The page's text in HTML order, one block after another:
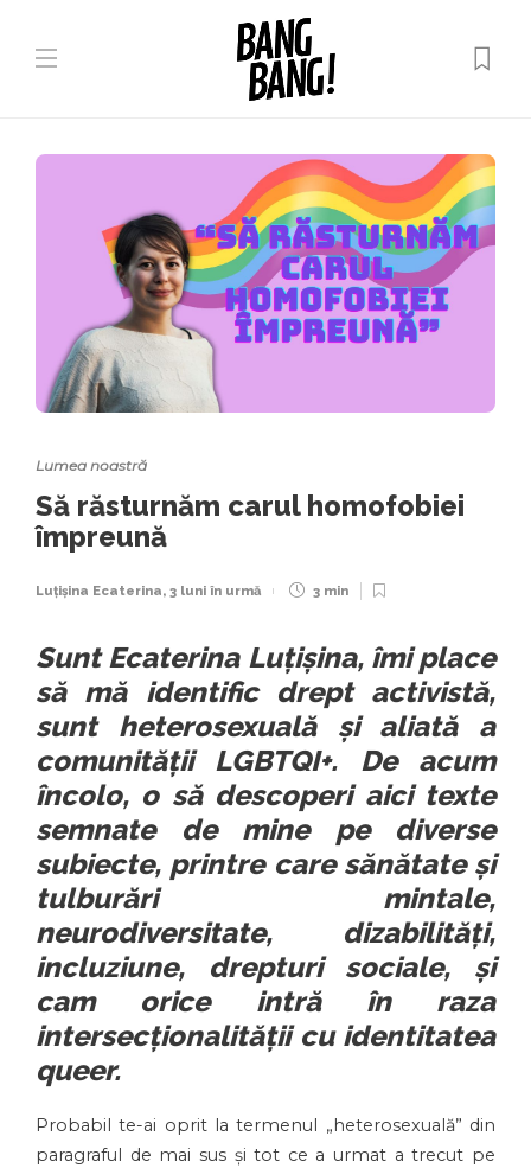
Lumea noastră
Să răsturnăm carul homofobiei
împreună
Luțișina Ecaterina, 3 luni în urmă 3 min
Sunt Ecaterina Luțișina, îmi place
să mă identific drept activistă,
sunt heterosexuală și aliată a
comunității LGBTQI+. De acum
încolo, o să descoperi aici texte
semnate de mine pe diverse
subiecte, printre care sănătate și
tulburări mintale,
neurodiversitate, dizabilități,
incluziune, drepturi sociale, și
cam orice intră în raza
intersecționalității cu identitatea
queer.
Probabil te-ai oprit la termenul „heterosexuală” din
paragraful de mai sus și tot ce a urmat a trecut pe